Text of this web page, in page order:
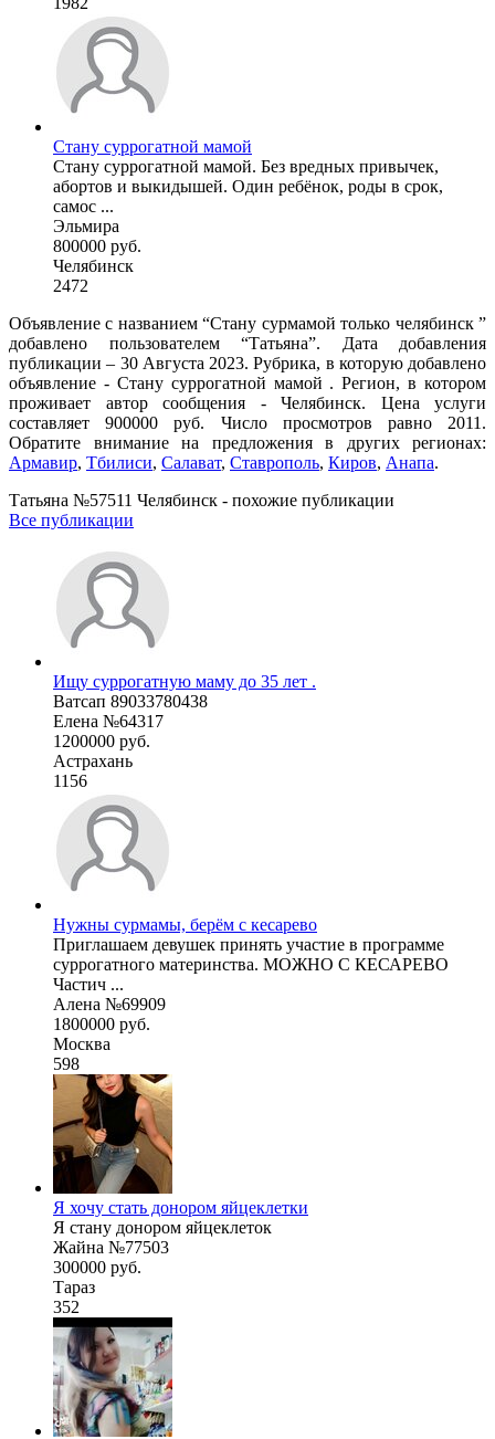
Стану суррогатной мамой
Стану суррогатной мамой. Без вредных привычек,
абортов и выкидышей. Один ребёнок, роды в срок,
самос ...
Эльмира
800000 руб.
Челябинск
2472
Объявление с названием “Стану сурмамой только челябинск ”
добавлено пользователем “Татьяна”. Дата добавления
публикации – 30 Августа 2023. Рубрика, в которую добавлено
объявление - Cтану суррогатной мамой . Регион, в котором
проживает автор сообщения - Челябинск. Цена услуги
составляет 900000 руб. Число просмотров равно 2011.
Обратите внимание на предложения в других регионах:
Армавир, Тбилиси, Салават, Ставрополь, Киров, Анапа.
Татьяна №57511 Челябинск - похожие публикации
Все публикации
Ищу суррогатную маму до 35 лет .
Ватсап 89033780438
Елена №64317
1200000 руб.
Астрахань
1156
Нужны сурмамы, берём с кесарево
Приглашаем девушек принять участие в программе
суррогатного материнства. МОЖНО С КЕСАРЕВО
Частич ...
Алена №69909
1800000 руб.
Москва
598
Я хочу стать донором яйцеклетки
Я стану донором яйцеклеток
Жайна №77503
300000 руб.
Тараз
352